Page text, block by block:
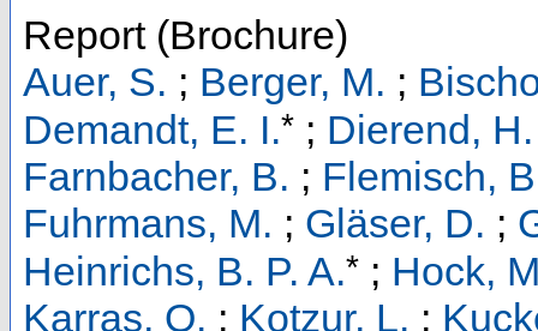
Report (Brochure)
Auer, S. ; Berger, M. ;
Demandt, E. I.* ; Dierend, H.
Farnbacher, B. ; Flemisch,
Fuhrmans, M. ; Gläser, D. ;
Heinrichs, B. P. A.* ; Hock,
Karras, O. ; Kotzur, L. ;